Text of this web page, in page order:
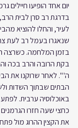
יום אחד הופיעו חיילים
בדרגת רב סרן לבית
לעיר, והחלו להוציא
שנאגרו בעמל רב לעת
בזמן המלחמה. כשרצה
בקת הרובה והרב בכה
ה' ". לאחר שרוקנו את
הבתים שבתוך השדות
באוכלוסיה ערבית. לפתע
כחצי שעה חזרו
את הקצין ההרוג מול